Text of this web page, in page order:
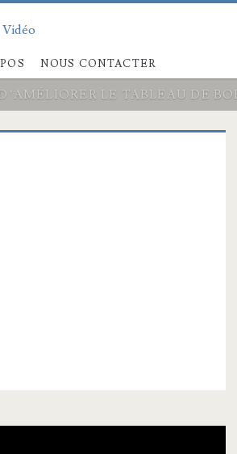
NOUS CONTACTER
LE TABLEAU DE